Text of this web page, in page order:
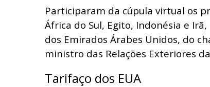
Participaram da cúpula virtual os
África do Sul, Egito, Indonésia e
dos Emirados Árabes Unidos, do
ministro das Relações Exteriores
Tarifaço dos EUA